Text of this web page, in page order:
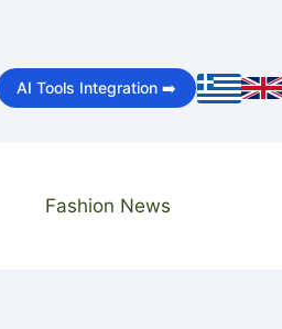
AI Tools Integration ➡️
Fashion News